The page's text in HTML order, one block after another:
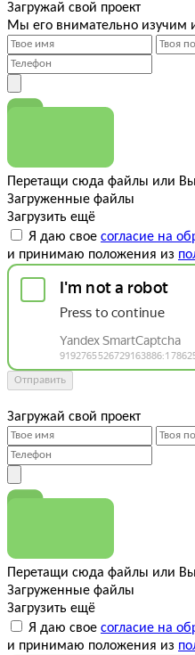
Загружай свой проект
Мы его внимательно изучим
Перетащи сюда файлы или
Загруженные файлы
Загрузить ещё
Я даю свое согласие на
и принимаю положения из
Отправить
Загружай свой проект
Перетащи сюда файлы или
Загруженные файлы
Загрузить ещё
Я даю свое согласие на
и принимаю положения из